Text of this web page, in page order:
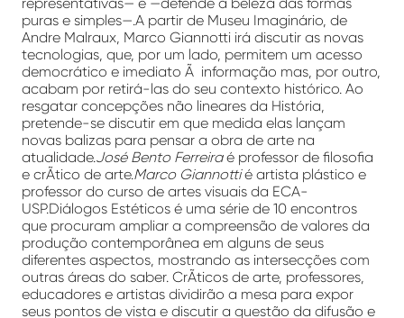
puras e simples—.A partir de Museu Imaginário, de
Andre Malraux, Marco Giannotti irá discutir as novas
tecnologias, que, por um lado, permitem um acesso
democrático e imediato Ã informação mas, por outro,
acabam por retirá-las do seu contexto histórico. Ao
resgatar concepções não lineares da História,
pretende-se discutir em que medida elas lançam
novas balizas para pensar a obra de arte na
atualidade.José Bento Ferreiraé professor de filosofia
e crÃ­tico de arte.Marco Giannottié artista plástico e
professor do curso de artes visuais da ECA-
USP.Diálogos Estéticos é uma série de 10 encontros
que procuram ampliar a compreensão de valores da
produção contemporânea em alguns de seus
diferentes aspectos, mostrando as intersecções com
outras áreas do saber. CrÃ­ticos de arte, professores,
educadores e artistas dividirão a mesa para expor
seus pontos de vista e discutir a questão da difusão e